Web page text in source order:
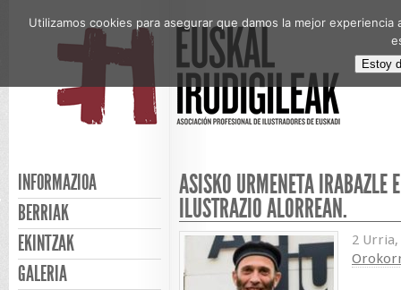
INFORMAZIOA
BERRIAK
EKINTZAK
GALERIA
ASISKO URMENETA IRABAZLE
ILUSTRAZIO ALORREAN.
2
Utilizamos cookies para asegurar que damos la mejor
Estoy